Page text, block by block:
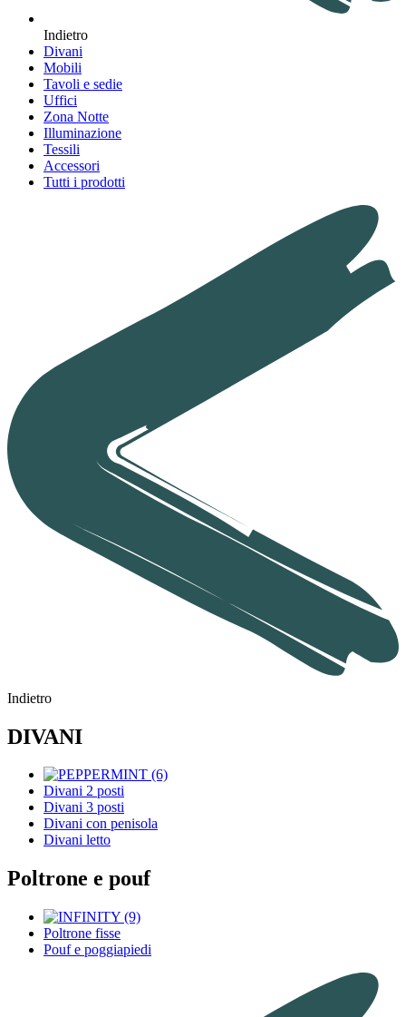
Indietro
Divani
Mobili
Tavoli e sedie
Uffici
Zona Notte
Illuminazione
Tessili
Accessori
Tutti i prodotti
Indietro
DIVANI
Divani 2 posti
Divani 3 posti
Divani con penisola
Divani letto
Poltrone e pouf
Poltrone fisse
Pouf e poggiapiedi